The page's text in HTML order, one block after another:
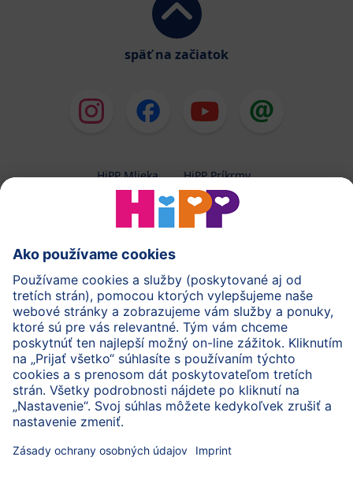
späť na začiatok
HiPP Mlieka
HiPP Príkrmy
HiPP Deti od 1 do 3 rokov
HiPP Starostlivosť
Ochrana osobných údajov
Cookies a pravidlá používania webovej stránky
Imprint
O spoločnosti HiPP Kontakt
Bezpečný prenos údajov šifrovaním